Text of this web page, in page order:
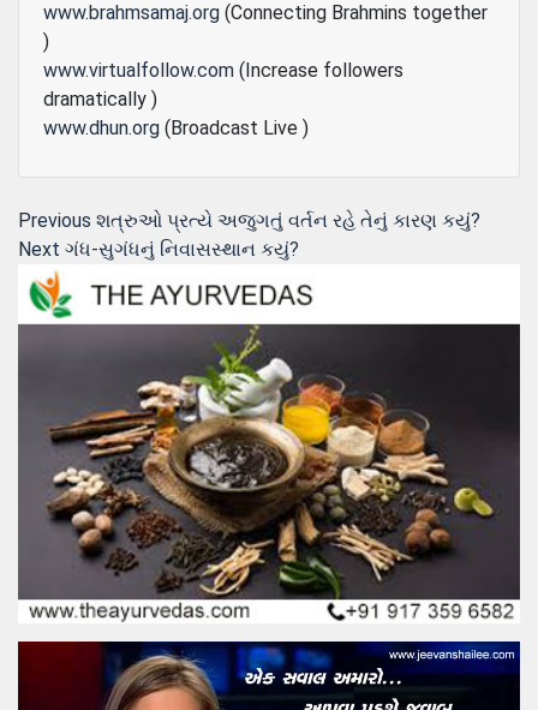
www.brahmsamaj.org (Connecting Brahmins together
)
www.virtualfollow.com (Increase followers
dramatically )
www.dhun.org (Broadcast Live )
Post
navigation
Previous Previous
post:
શત્રુઓ પ્રત્યે અજુગતું વર્તન રહે તેનું કારણ કયું?
Next Next
ગંધ-સુગંધનું નિવાસસ્થાન કયું?